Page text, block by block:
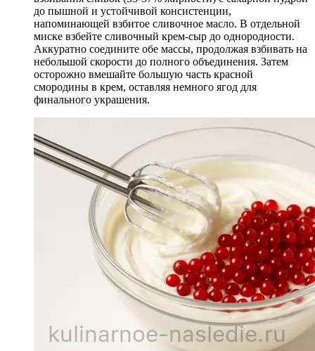
до пышной и устойчивой консистенции,
напоминающей взбитое сливочное масло. В отдельной
миске взбейте сливочный крем-сыр до однородности.
Аккуратно соедините обе массы, продолжая взбивать на
небольшой скорости до полного объединения. Затем
осторожно вмешайте большую часть красной
смородины в крем, оставляя немного ягод для
финального украшения.